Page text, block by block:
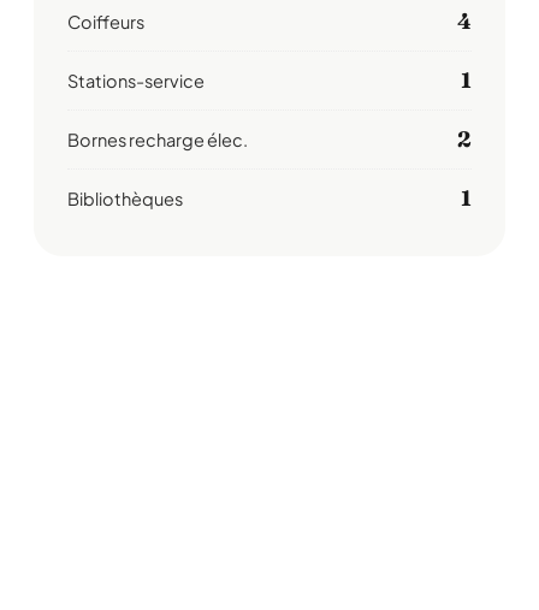
Coiffeurs 4
Stations-service 1
Bornes recharge élec. 2
Bibliothèques 1